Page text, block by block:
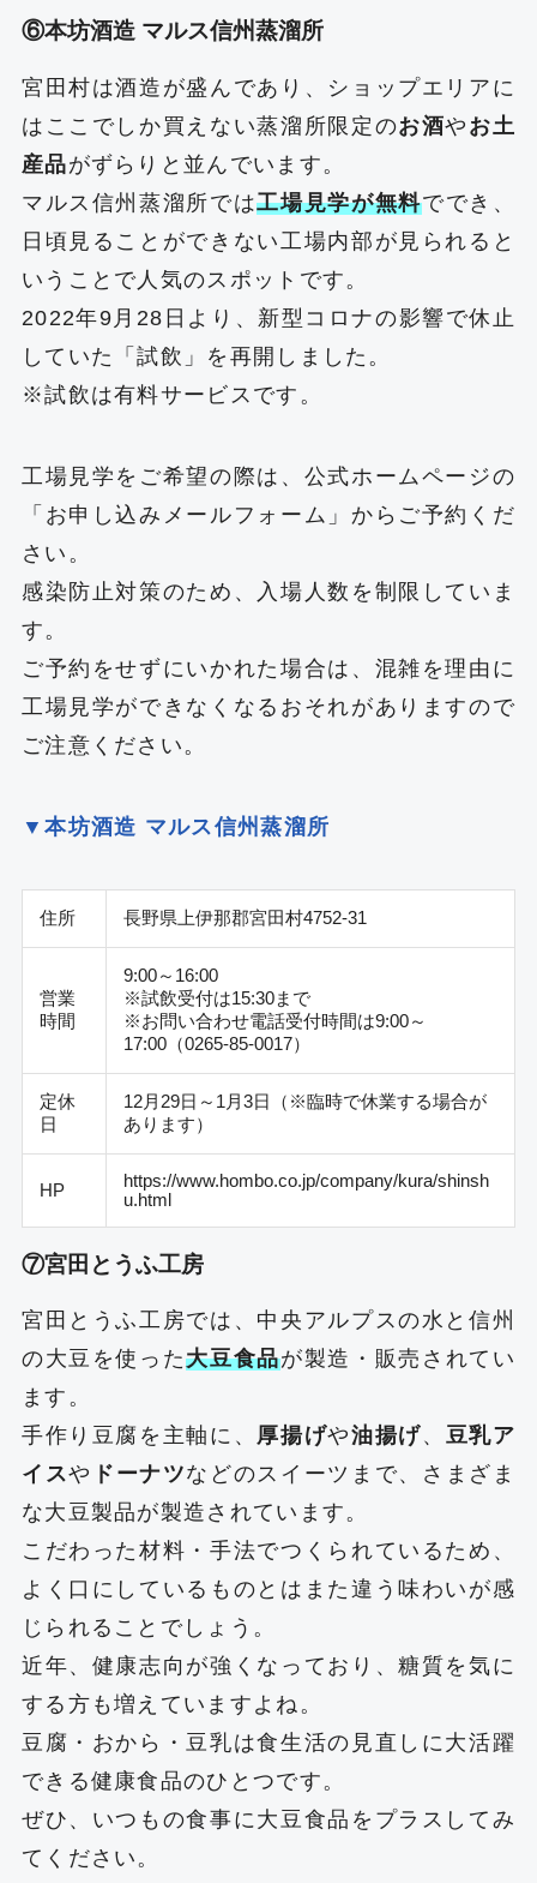
⑥本坊酒造 マルス信州蒸溜所
宮田村は酒造が盛んであり、ショップエリアに
はここでしか買えない蒸溜所限定のお酒や お土
産品がずらりと並んでいます。
マルス信州蒸溜所では工場見学が無料ででき、
日頃見ることができない工場内部が見られると
いうことで人気のスポットです。
2022年9月28日より、新型コロナの影響で休止
していた「試飲」を再開しました。
※試飲は有料サービスです。
工場見学をご希望の際は、公式ホームページの
「お申し込みメールフォーム」からご予約くだ
さい。
感染防止対策のため、入場人数を制限していま
す。
ご予約をせずにいかれた場合は、混雑を理由に
工場見学ができなくなるおそれがありますので
ご注意ください。
▼本坊酒造 マルス信州蒸溜所
住所 長野県上伊那郡宮田村4752-31
営業
時間
9:00～16:00
※試飲受付は15:30まで
※お問い合わせ電話受付時間は9:00～
17:00（0265-85-0017）
定休
日
12月29日～1月3日（※臨時で休業する場合が
あります）
HP
https://www.hombo.co.jp/company/kura/shinsh
u.html
⑦宮田とうふ工房
宮田とうふ工房では、中央アルプスの水と信州
の大豆を使った大豆食品が製造・販売されてい
ます。
手作り豆腐を主軸に、 厚揚げや油揚げ、 豆乳ア
イスや ドーナツなどのスイーツまで、さまざま
な大豆製品が製造されています。
こだわった材料・手法でつくられているため、
よく口にしているものとはまた違う味わいが感
じられることでしょう。
近年、健康志向が強くなっており、糖質を気に
する方も増えていますよね。
豆腐・おから・豆乳は食生活の見直しに大活躍
できる健康食品のひとつです。
ぜひ、いつもの食事に大豆食品をプラスしてみ
てください。